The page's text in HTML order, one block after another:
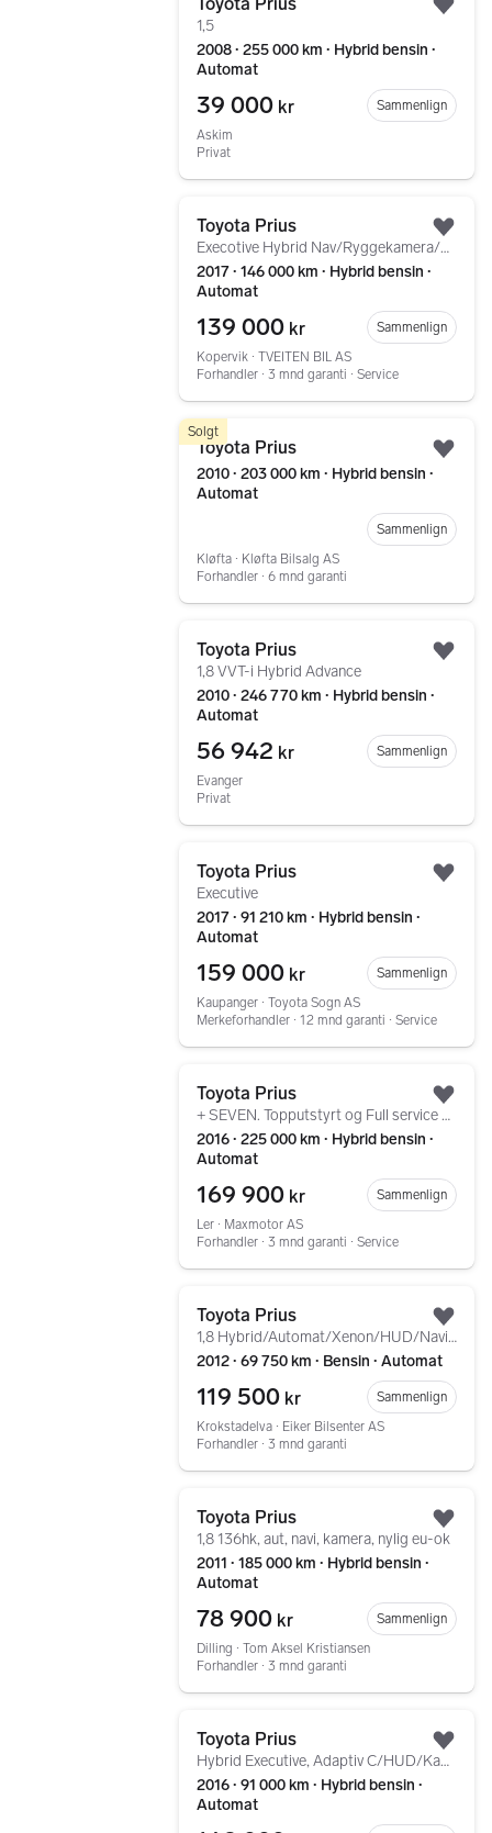
1,5
2008 ∙ 255 000 km ∙ Hybrid bensin ∙
Automat
39 000 kr
Sammenlign
Askim
Privat
Toyota Prius
Execotive Hybrid Nav/Ryggekamera/Krok/ Topp Utstyrt
2017 ∙ 146 000 km ∙ Hybrid bensin ∙
Automat
139 000 kr
Sammenlign
Kopervik ∙ TVEITEN BIL AS
Forhandler ∙ 3 mnd garanti ∙ Service
Solgt
Toyota Prius
2010 ∙ 203 000 km ∙ Hybrid bensin ∙
Automat
Sammenlign
Kløfta ∙ Kløfta Bilsalg AS
Forhandler ∙ 6 mnd garanti
Gå til annonsen
Toyota Prius
1,8 VVT-i Hybrid Advance
2010 ∙ 246 770 km ∙ Hybrid bensin ∙
Automat
56 942 kr
Sammenlign
Evanger
Privat
Toyota Prius
Executive
2017 ∙ 91 210 km ∙ Hybrid bensin ∙
Automat
159 000 kr
Sammenlign
Kaupanger ∙ Toyota Sogn AS
Merkeforhandler ∙ 12 mnd garanti ∙ Service
Toyota Prius
+ SEVEN. Topputstyrt og Full service historikk - NY EU
2016 ∙ 225 000 km ∙ Hybrid bensin ∙
Automat
169 900 kr
Sammenlign
Ler ∙ Maxmotor AS
Forhandler ∙ 3 mnd garanti ∙ Service
Toyota Prius
1,8 Hybrid/Automat/Xenon/HUD/Navi/Ryggekamera/LavKm++
2012 ∙ 69 750 km ∙ Bensin ∙ Automat
119 500 kr
Sammenlign
Krokstadelva ∙ Eiker Bilsenter AS
Forhandler ∙ 3 mnd garanti
Toyota Prius
1,8 136hk, aut, navi, kamera, nylig eu-ok
2011 ∙ 185 000 km ∙ Hybrid bensin ∙
Automat
78 900 kr
Sammenlign
Dilling ∙ Tom Aksel Kristiansen
Forhandler ∙ 3 mnd garanti
Toyota Prius
Hybrid Executive, Adaptiv C/HUD/Kamera/Blis ++
2016 ∙ 91 000 km ∙ Hybrid bensin ∙
Automat